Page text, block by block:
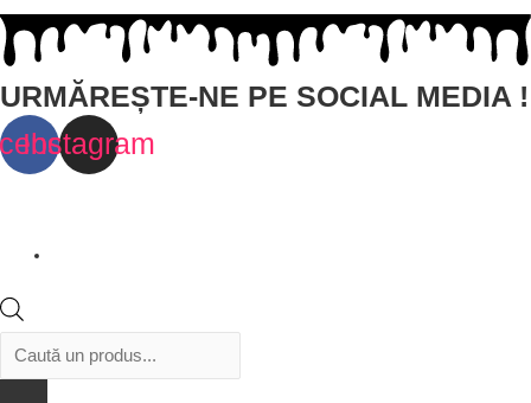
URMĂREȘTE-NE PE SOCIAL MEDIA !
Instagram
Products
search